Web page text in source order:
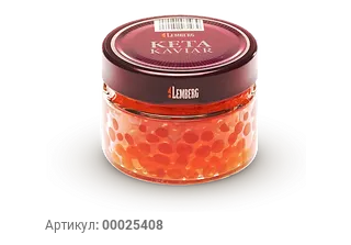
Артикул: 00025408